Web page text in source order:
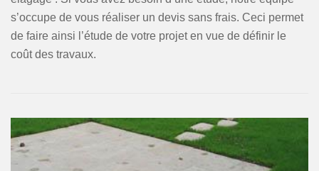
s’occupe de vous réaliser un devis sans frais. Ceci permet
de faire ainsi l’étude de votre projet en vue de définir le
coût des travaux.